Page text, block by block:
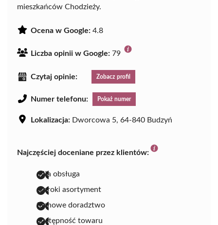
mieszkańców Chodzieży.
Ocena w Google: 4.8
Liczba opinii w Google: 79
Czytaj opinie: Zobacz profil
Numer telefonu: Pokaż numer
Lokalizacja: Dworcowa 5, 64-840 Budzyń
Najczęściej doceniane przez klientów:
miła obsługa
szeroki asortyment
fachowe doradztwo
dostępność towaru